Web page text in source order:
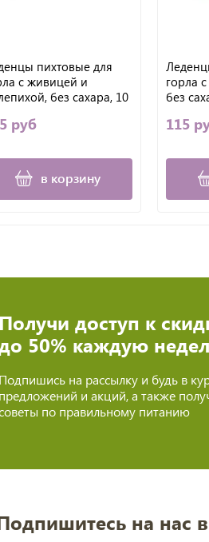
пихтовые для
с живицей и
без сахара, 10
руб
в корзину
горла
без
115
Получи доступ к
50% каждую
Подпишись на рассылку и будь в
предложений и акций, а также
по правильному питанию
на нас